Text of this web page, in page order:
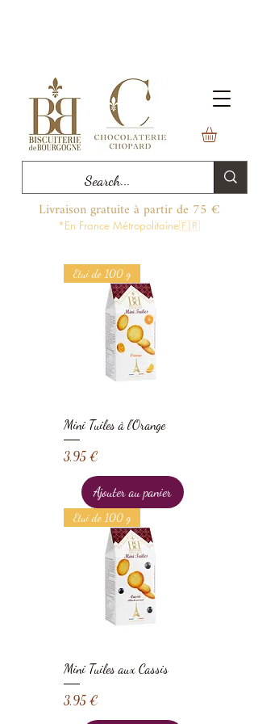
Livraison gratuite à partir de 75 €
*En France Métropolitaine🇫🇷
Etui de 100 g
Mini Tuiles à l'Orange
Prix
3,95 €
Ajouter au panier
Etui de 100 g
Mini Tuiles aux Cassis
Prix
3,95 €